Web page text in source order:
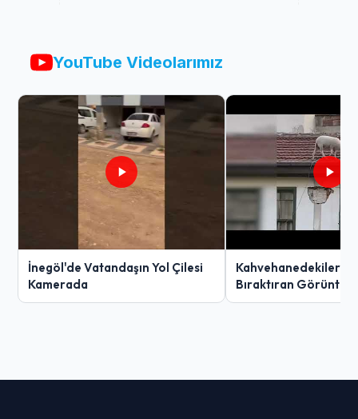
YouTube Videolarımız
İnegöl'de Vatandaşın Yol Çilesi
Kamerada
Kahvehanedekiler
Bıraktıran Görüntü!